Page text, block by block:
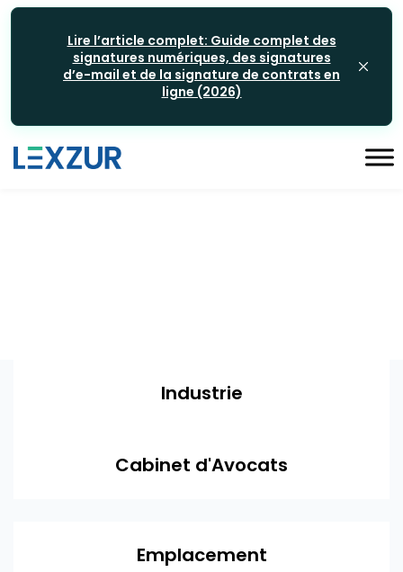
Lire l’article complet: Guide complet des
signatures numériques, des signatures
d’e-mail et de la signature de contrats en
ligne (2026)
Industrie
Cabinet d'Avocats
Emplacement